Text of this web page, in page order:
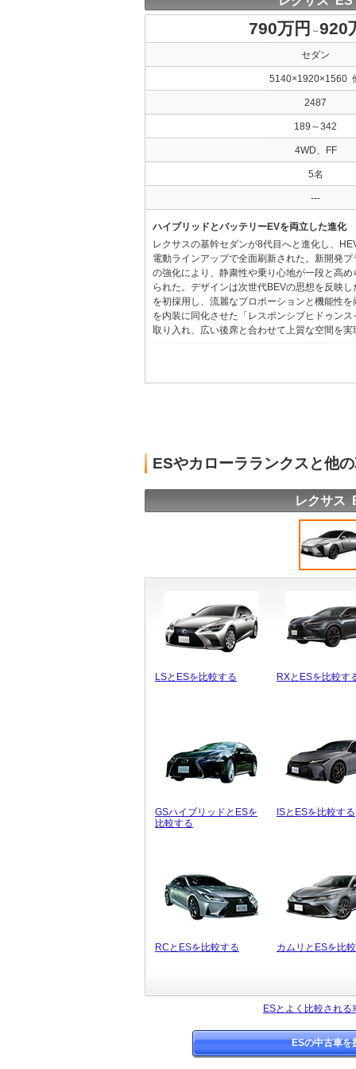
790万円 ～920
セダン
5140×1920×1560
2487
189～342
4WD、FF
5名
---
ハイブリッドとバッテリーEVを両立した進化
レクサスの基幹セダンが8代目へと進化し、
電動ラインアップで全面刷新された。新開発
の強化により、静粛性や乗り心地が一段と高
られた。デザインは次世代BEVの思想を反映
を初採用し、流麗なプロポーションと機能性
を内装に同化させた「レスポンシブヒドゥン
取り入れ、広い後席と合わせて上質な空間を
ESやカローラランクスと他
レクサス
LSとESを比較する RXとESを比較す
GSハイブリッドとESを
比較する
ISとESを比較する
RCとESを比較する カムリとESを比
ESとよく比較される
ESの中古車を